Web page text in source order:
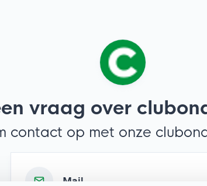
vraag over
contact op met onze
Mail